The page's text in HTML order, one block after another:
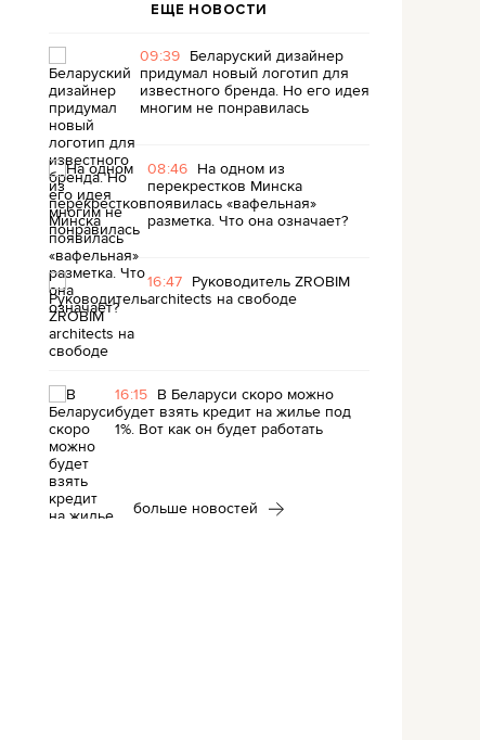
ЕЩЕ НОВОСТИ
09:39 Беларуский дизайнер
придумал новый логотип для
известного бренда. Но его идея
многим не понравилась
08:46 На одном из
перекрестков Минска
появилась «вафельная»
разметка. Что она означает?
16:47 Руководитель ZROBIM
architects на свободе
16:15 В Беларуси скоро можно
будет взять кредит на жилье под
1%. Вот как он будет работать
больше новостей